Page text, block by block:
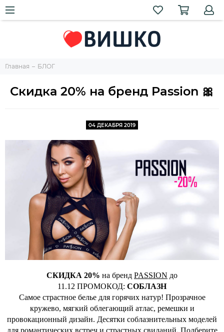
Главная БЛОГ
Скидка 20% на бренд Passion 🎀
04 ДЕКАБРЯ 2019
СКИДКА 20% на бренд PASSION до
11.12 ПРОМОКОД: СОБЛАЗН
Самое страстное белье для горячих натур! Прозрачное
кружево, мягкий облегающий атлас, ремешки и
провокационный дизайн. Десятки соблазнительных моделей